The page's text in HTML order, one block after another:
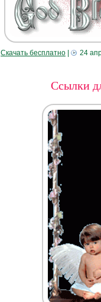
Скачать бесплатно 24
Ссылки